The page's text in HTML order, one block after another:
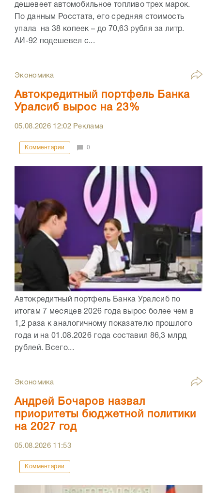
дешевеет автомобильное топливо трех марок.
По данным Росстата, его средняя стоимость
упала на 38 копеек – до 70,63 рубля за литр.
АИ-92 подешевел с...
Экономика
Автокредитный портфель Банка
Уралсиб вырос на 23%
05.08.2026 12:02Реклама
Комментарии 0
Автокредитный портфель Банка Уралсиб по
итогам 7 месяцев 2026 года вырос более чем в
1,2 раза к аналогичному показателю прошлого
года и на 01.08.2026 года составил 86,3 млрд
рублей. Всего...
Экономика
Андрей Бочаров назвал
приоритеты бюджетной политики
на 2027 год
05.08.2026 11:53
Комментарии